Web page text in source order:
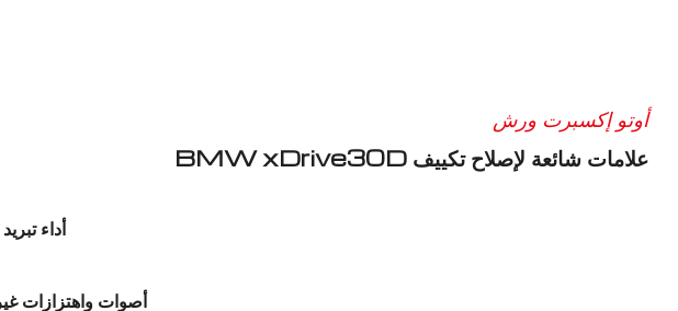
أوتو إكسبرت ورش
علامات شائعة لإصلاح تكييف BMW xDrive30D
أداء
أصوات واهتزازات